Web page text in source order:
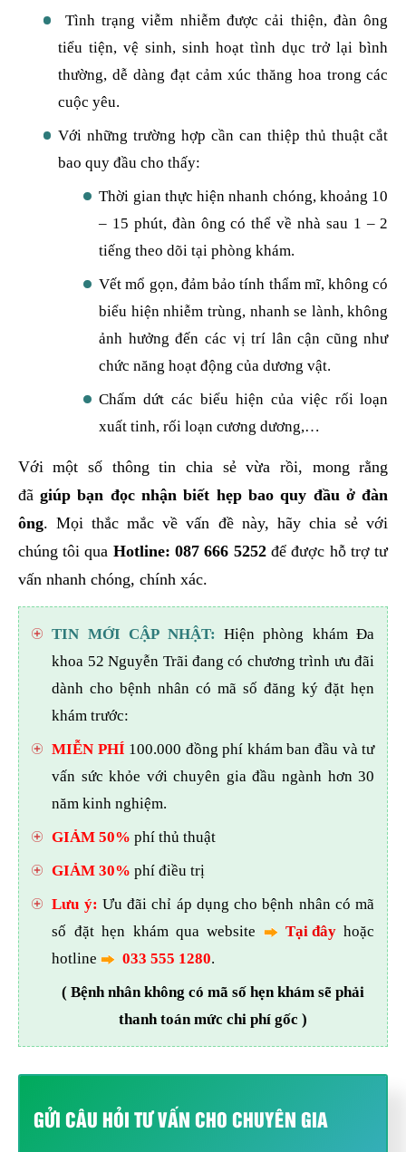
Tình trạng viễm nhiễm được cải thiện, đàn ông
tiểu tiện, vệ sinh, sinh hoạt tình dục trở lại bình
thường, dễ dàng đạt cảm xúc thăng hoa trong các
cuộc yêu.
Với những trường hợp cần can thiệp thủ thuật cắt
bao quy đầu cho thấy:
Thời gian thực hiện nhanh chóng, khoảng 10
– 15 phút, đàn ông có thể về nhà sau 1 – 2
tiếng theo dõi tại phòng khám.
Vết mổ gọn, đảm bảo tính thẩm mĩ, không có
biểu hiện nhiễm trùng, nhanh se lành, không
ảnh hưởng đến các vị trí lân cận cũng như
chức năng hoạt động của dương vật.
Chấm dứt các biểu hiện của việc rối loạn
xuất tinh, rối loạn cương dương,…
Với một số thông tin chia sẻ vừa rồi, mong rằng
đã giúp bạn đọc nhận biết hẹp bao quy đầu ở đàn
ông. Mọi thắc mắc về vấn đề này, hãy chia sẻ với
chúng tôi qua Hotline: 087 666 5252để được hỗ trợ tư
vấn nhanh chóng, chính xác.
TIN MỚI CẬP NHẬT: Hiện phòng khám Đa
khoa 52 Nguyễn Trãi đang có chương trình ưu đãi
dành cho bệnh nhân có mã số đăng ký đặt hẹn
khám trước:
MIỄN PHÍ 100.000 đồng phí khám ban đầu và tư
vấn sức khỏe với chuyên gia đầu ngành hơn 30
năm kinh nghiệm.
GIẢM 50% phí thủ thuật
GIẢM 30% phí điều trị
Lưu ý: Ưu đãi chỉ áp dụng cho bệnh nhân có mã
số đặt hẹn khám qua website
Tại đâyhoặc
hotline
033 555 1280.
( Bệnh nhân không có mã số hẹn khám sẽ phải
thanh toán mức chi phí gốc )
GỬI CÂU HỎI TƯ VẤN CHO CHUYÊN GIA